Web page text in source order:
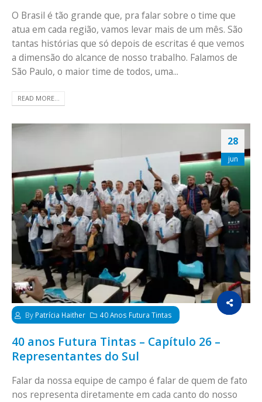
O Brasil é tão grande que, pra falar sobre o time que
atua em cada região, vamos levar mais de um mês. São
tantas histórias que só depois de escritas é que vemos
a dimensão do alcance de nosso trabalho. Falamos de
São Paulo, o maior time de todos, uma...
READ MORE...
28
jun
By Patrícia Haither 40 Anos Futura Tintas
40 anos Futura Tintas – Capítulo 26 –
Representantes do Sul
Falar da nossa equipe de campo é falar de quem de fato
nos representa diretamente em cada canto do nosso